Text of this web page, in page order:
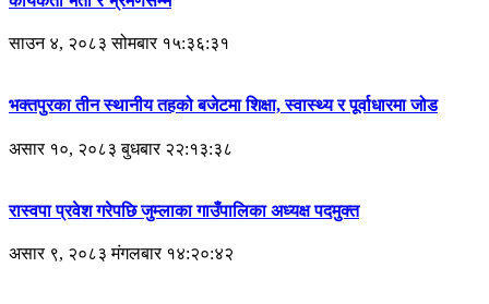
साउन ४, २०८३ सोमबार १५:३६:३१
भक्तपुरका तीन स्थानीय तहको बजेटमा शिक्षा, स्वास्थ्य र पूर्वाधारमा जोड
असार १०, २०८३ बुधबार २२:१३:३८
रास्वपा प्रवेश गरेपछि जुम्लाका गाउँपालिका अध्यक्ष पदमुक्त
असार ९, २०८३ मंगलबार १४:२०:४२